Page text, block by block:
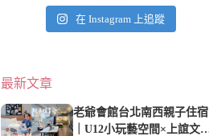
在 Instagram 上追蹤
最新文章
老爺會館台北南西親子住宿
｜U12小玩藝空間×上誼文